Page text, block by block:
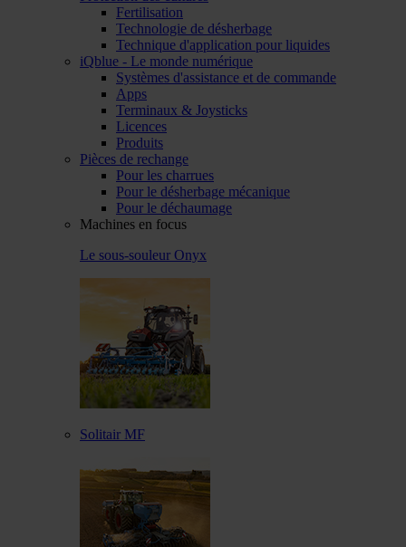
Fertilisation
Technologie de désherbage
Technique d'application pour liquides
iQblue - Le monde numérique
Systèmes d'assistance et de commande
Apps
Terminaux & Joysticks
Licences
Produits
Pièces de rechange
Pour les charrues
Pour le désherbage mécanique
Pour le déchaumage
Machines en focus
Le sous-souleur Onyx
Solitair MF